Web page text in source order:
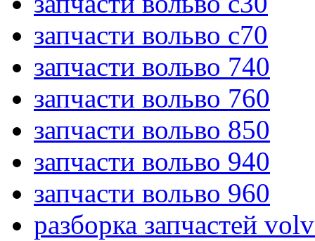
запчасти вольво c70
запчасти вольво 740
запчасти вольво 760
запчасти вольво 850
запчасти вольво 940
запчасти вольво 960
разборка запчастей